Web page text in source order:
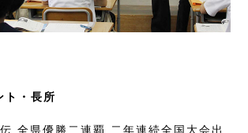
ト・長所
全県優勝二連覇 二年連続全国大会出